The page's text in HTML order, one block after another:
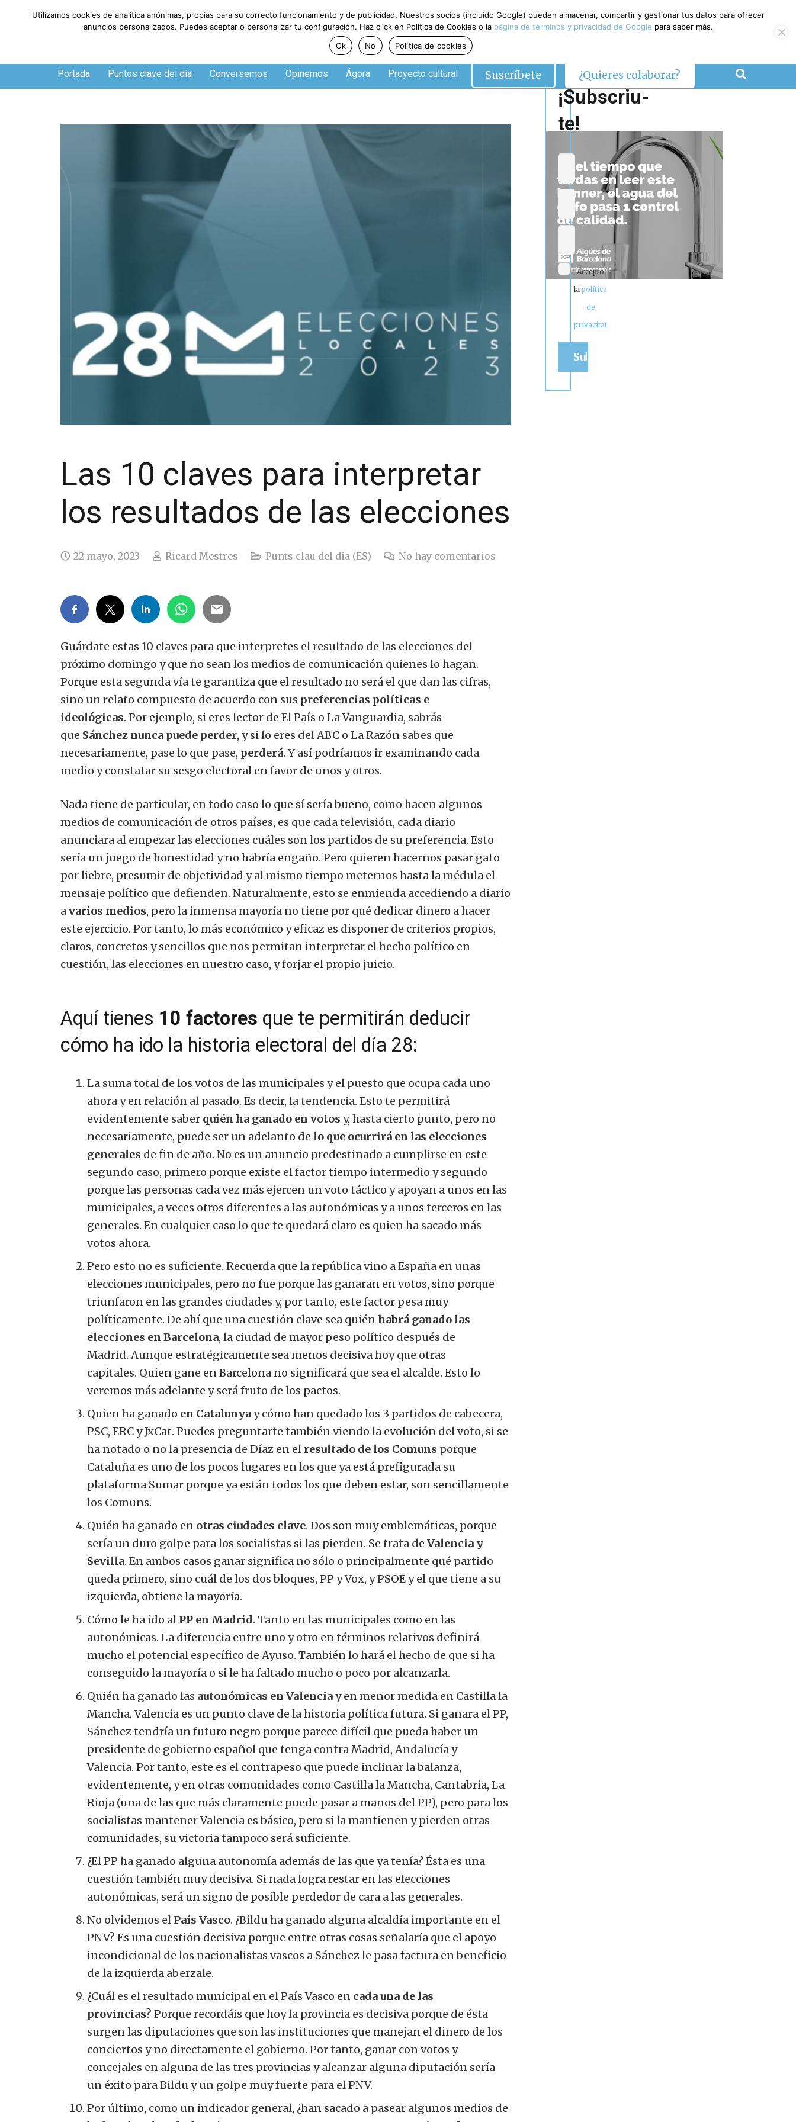
Viernes, 7 de agosto de 2026
Portada Puntos clave del día Conversemos Opinemos Ágora Proyecto cultural Suscríbete ¿Quieres colaborar?
Las 10 claves para interpretar
los resultados de las elecciones
22 mayo, 2023 Ricard Mestres Punts clau del dia (ES) No hay comentarios
Guárdate estas 10 claves para que interpretes el resultado de las elecciones del
próximo domingo y que no sean los medios de comunicación quienes lo hagan.
Porque esta segunda vía te garantiza que el resultado no será el que dan las cifras,
sino un relato compuesto de acuerdo con sus preferencias políticas e
ideológicas. Por ejemplo, si eres lector de El País o La Vanguardia, sabrás
que Sánchez nunca puede perder, y si lo eres del ABC o La Razón sabes que
necesariamente, pase lo que pase, perderá. Y así podríamos ir examinando cada
medio y constatar su sesgo electoral en favor de unos y otros.
Nada tiene de particular, en todo caso lo que sí sería bueno, como hacen algunos
medios de comunicación de otros países, es que cada televisión, cada diario
anunciara al empezar las elecciones cuáles son los partidos de su preferencia. Esto
sería un juego de honestidad y no habría engaño. Pero quieren hacernos pasar gato
por liebre, presumir de objetividad y al mismo tiempo meternos hasta la médula el
mensaje político que defienden. Naturalmente, esto se enmienda accediendo a diario
avarios medios, pero la inmensa mayoría no tiene por qué dedicar dinero a hacer
este ejercicio. Por tanto, lo más económico y eficaz es disponer de criterios propios,
claros, concretos y sencillos que nos permitan interpretar el hecho político en
cuestión, las elecciones en nuestro caso, y forjar el propio juicio.
Aquí tienes 10 factores que te permitirán deducir
cómo ha ido la historia electoral del día 28:
La suma total de los votos de las municipales y el puesto que ocupa cada uno
ahora y en relación al pasado. Es decir, la tendencia. Esto te permitirá
evidentemente saber quién ha ganado en votos y, hasta cierto punto, pero no
necesariamente, puede ser un adelanto de lo que ocurrirá en las elecciones
generales de fin de año. No es un anuncio predestinado a cumplirse en este
segundo caso, primero porque existe el factor tiempo intermedio y segundo
porque las personas cada vez más ejercen un voto táctico y apoyan a unos en las
municipales, a veces otros diferentes a las autonómicas y a unos terceros en las
generales. En cualquier caso lo que te quedará claro es quien ha sacado más
votos ahora.
Pero esto no es suficiente. Recuerda que la república vino a España en unas
elecciones municipales, pero no fue porque las ganaran en votos, sino porque
triunfaron en las grandes ciudades y, por tanto, este factor pesa muy
políticamente. De ahí que una cuestión clave sea quiénhabrá ganado las
elecciones en Barcelona, ​​la ciudad de mayor peso político después de
Madrid. Aunque estratégicamente sea menos decisiva hoy que otras
capitales. Quien gane en Barcelona no significará que sea el alcalde. Esto lo
veremos más adelante y será fruto de los pactos.
Quien ha ganado en Catalunyay cómo han quedado los 3 partidos de cabecera,
PSC, ERC y JxCat. Puedes preguntarte también viendo la evolución del voto, si se
ha notado o no la presencia de Díaz en el resultado de los Comuns porque
Cataluña es uno de los pocos lugares en los que ya está prefigurada su
plataforma Sumar porque ya están todos los que deben estar, son sencillamente
los Comuns.
Quién ha ganado en otras ciudades clave. Dos son muy emblemáticas, porque
sería un duro golpe para los socialistas si las pierden. Se trata de Valencia y
Sevilla. En ambos casos ganar significa no sólo o principalmente qué partido
queda primero, sino cuál de los dos bloques, PP y Vox, y PSOE y el que tiene a su
izquierda, obtiene la mayoría.
Cómo le ha ido al PP en Madrid. Tanto en las municipales como en las
autonómicas. La diferencia entre uno y otro en términos relativos definirá
mucho el potencial específico de Ayuso. También lo hará el hecho de que si ha
conseguido la mayoría o si le ha faltado mucho o poco por alcanzarla.
Quién ha ganado las autonómicas en Valenciay en menor medida en Castilla la
Mancha. Valencia es un punto clave de la historia política futura. Si ganara el PP,
Sánchez tendría un futuro negro porque parece difícil que pueda haber un
presidente de gobierno español que tenga contra Madrid, Andalucía y
Valencia. Por tanto, este es el contrapeso que puede inclinar la balanza,
evidentemente, y en otras comunidades como Castilla la Mancha, Cantabria, La
Rioja (una de las que más claramente puede pasar a manos del PP), pero para los
socialistas mantener Valencia es básico, pero si la mantienen y pierden otras
comunidades, su victoria tampoco será suficiente.
¿El PP ha ganado alguna autonomía además de las que ya tenía? Ésta es una
cuestión también muy decisiva. Si nada logra restar en las elecciones
autonómicas, será un signo de posible perdedor de cara a las generales.
No olvidemos el País Vasco. ¿Bildu ha ganado alguna alcaldía importante en el
PNV? Es una cuestión decisiva porque entre otras cosas señalaría que el apoyo
incondicional de los nacionalistas vascos a Sánchez le pasa factura en beneficio
de la izquierda aberzale.
¿Cuál es el resultado municipal en el País Vasco en cada una de las
provincias? Porque recordáis que hoy la provincia es decisiva porque de ésta
surgen las diputaciones que son las instituciones que manejan el dinero de los
conciertos y no directamente el gobierno. Por tanto, ganar con votos y
concejales en alguna de las tres provincias y alcanzar alguna diputación sería
un éxito para Bildu y un golpe muy fuerte para el PNV.
Por último, como un indicador general, ¿han sacado a pasear algunos medios de
¡Subscriu-
te!
Accepto
lapolítica
de
privacitat
Utilizamos cookies de analítica anónimas, propias para su correcto funcionamiento y de publicidad. Nuestros socios (incluido Google) pueden almacenar, compartir y gestionar tus datos para ofrecer
anuncios personalizados. Puedes aceptar o personalizar tu configuración. Haz click en Política de Cookies o la página de términos y privacidad de Google para saber más.
Ok
No Política de cookies